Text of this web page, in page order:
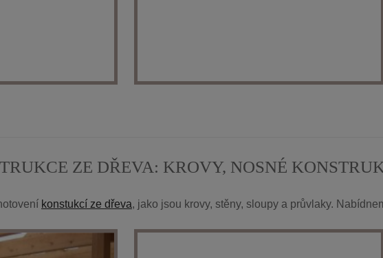
ZE DŘEVA: KROVY, NOSNÉ
konstukcí ze dřeva, jako jsou krovy, stěny, sloupy a průvlaky.